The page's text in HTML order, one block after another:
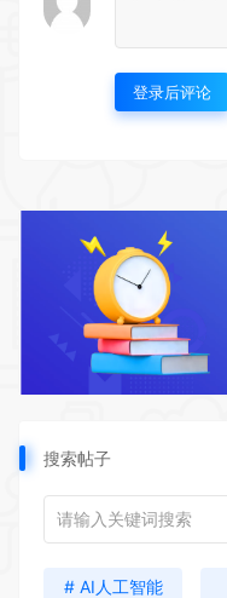
登录后评论
搜索帖子
# AI人工智能